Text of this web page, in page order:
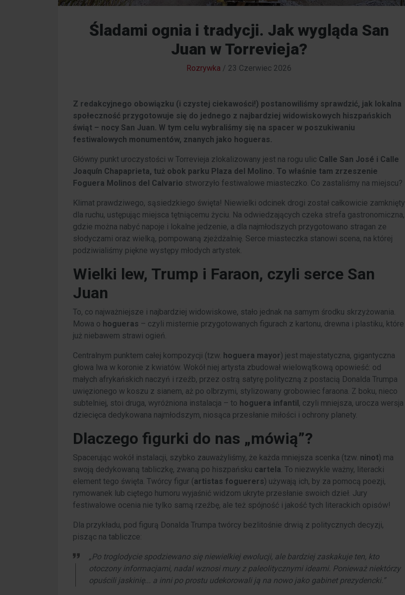
Śladami ognia i tradycji. Jak wygląda San
Juan w Torrevieja?
Rozrywka / 23 Czerwiec 2026
Z redakcyjnego obowiązku (i czystej ciekawości!) postanowiliśmy sprawdzić, jak lokalna
społeczność przygotowuje się do jednego z najbardziej widowiskowych hiszpańskich
świąt – nocy San Juan. W tym celu wybraliśmy się na spacer w poszukiwaniu
festiwalowych monumentów, znanych jako hogueras.
Główny punkt uroczystości w Torrevieja zlokalizowany jest na rogu ulic Calle San José i Calle
Joaquín Chapaprieta, tuż obok parku Plaza del Molino. To właśnie tam zrzeszenie
Foguera Molinos del Calvario stworzyło festiwalowe miasteczko. Co zastaliśmy na miejscu?
Klimat prawdziwego, sąsiedzkiego święta! Niewielki odcinek drogi został całkowicie zamknięty
dla ruchu, ustępując miejsca tętniącemu życiu. Na odwiedzających czeka strefa gastronomiczna,
gdzie można nabyć napoje i lokalne jedzenie, a dla najmłodszych przygotowano stragan ze
słodyczami oraz wielką, pompowaną zjeżdżalnię. Serce miasteczka stanowi scena, na której
podziwialiśmy piękne występy młodych artystek.
Wielki lew, Trump i Faraon, czyli serce San
Juan
To, co najważniejsze i najbardziej widowiskowe, stało jednak na samym środku skrzyżowania.
Mowa o hogueras – czyli misternie przygotowanych figurach z kartonu, drewna i plastiku, które
już niebawem strawi ogień.
Centralnym punktem całej kompozycji (tzw. hoguera mayor) jest majestatyczna, gigantyczna
głowa lwa w koronie z kwiatów. Wokół niej artysta zbudował wielowątkową opowieść: od
małych afrykańskich naczyń i rzeźb, przez ostrą satyrę polityczną z postacią Donalda Trumpa
uwięzionego w koszu z sianem, aż po olbrzymi, stylizowany grobowiec faraona. Z boku, nieco
subtelniej, stoi druga, wyróżniona instalacja – to hoguera infantil , czyli mniejsza, urocza wersja
dziecięca dedykowana najmłodszym, niosąca przesłanie miłości i ochrony planety.
Dlaczego figurki do nas „mówią”?
Spacerując wokół instalacji, szybko zauważyliśmy, że każda mniejsza scenka (tzw. ninot) ma
swoją dedykowaną tabliczkę, zwaną po hiszpańsku cartela. To niezwykle ważny, literacki
element tego święta. Twórcy figur (artistas foguerers) używają ich, by za pomocą poezji,
rymowanek lub ciętego humoru wyjaśnić widzom ukryte przesłanie swoich dzieł. Jury
festiwalowe ocenia nie tylko samą rzeźbę, ale też spójność i jakość tych literackich opisów!
Dla przykładu, pod figurą Donalda Trumpa twórcy bezlitośnie drwią z politycznych decyzji,
pisząc na tabliczce:
„Po troglodycie spodziewano się niewielkiej ewolucji, ale bardziej zaskakuje ten, kto
otoczony informacjami, nadal wznosi mury z paleolitycznymi ideami. Ponieważ niektórzy
opuścili jaskinię... a inni po prostu udekorowali ją na nowo jako gabinet prezydencki.”